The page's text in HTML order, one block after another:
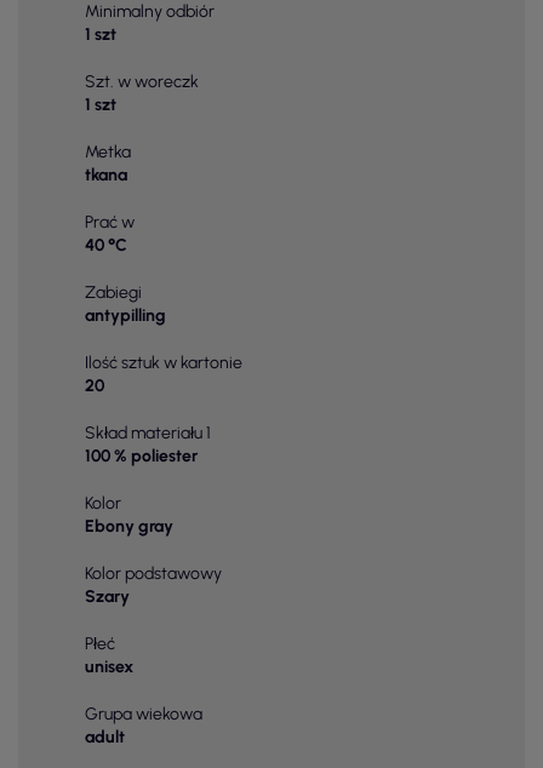
Minimalny odbiór
1 szt
Szt. w woreczk
1 szt
Metka
tkana
Prać w
40 °C
Zabiegi
antypilling
Ilość sztuk w kartonie
20
Skład materiału 1
100 % poliester
Kolor
Ebony gray
Kolor podstawowy
Szary
Płeć
unisex
Grupa wiekowa
adult